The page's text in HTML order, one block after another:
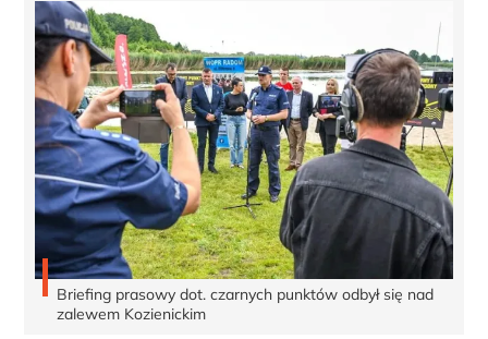
Briefing prasowy dot. czarnych punktów odbył się nad
zalewem Kozienickim